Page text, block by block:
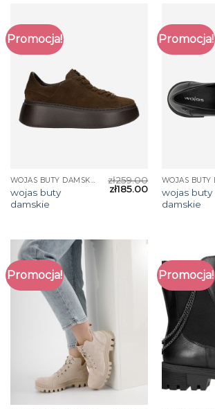
Promocja!
WOJAS BUTY DAMSKIE
wojas buty
damskie
zł259.00
zł185.00
Promocja!
wojas buty
damskie
Promocja! Promocja!